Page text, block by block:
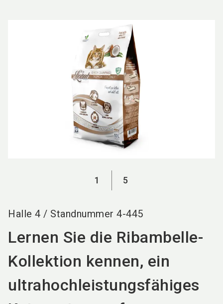
1 5
Halle 4 / Standnummer 4-445
Lernen Sie die Ribambelle-
Kollektion kennen, ein
ultrahochleistungsfähiges